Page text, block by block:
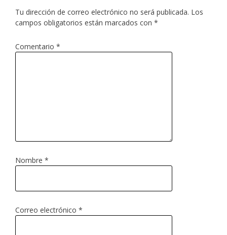
Tu dirección de correo electrónico no será publicada. Los
campos obligatorios están marcados con *
Comentario *
Nombre *
Correo electrónico *